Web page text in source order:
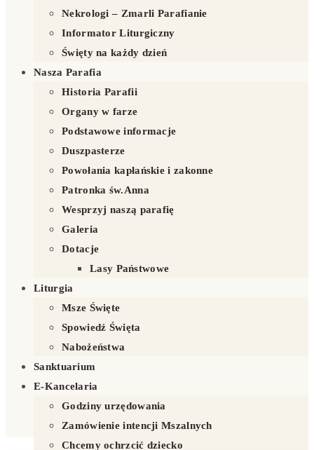
Nekrologi – Zmarli Parafianie
Informator Liturgiczny
Święty na każdy dzień
Nasza Parafia
Historia Parafii
Organy w farze
Podstawowe informacje
Duszpasterze
Powołania kapłańskie i zakonne
Patronka św.Anna
Wesprzyj naszą parafię
Galeria
Dotacje
Lasy Państwowe
Liturgia
Msze Święte
Spowiedź Święta
Nabożeństwa
Sanktuarium
E-Kancelaria
Godziny urzędowania
Zamówienie intencji Mszalnych
Chcemy ochrzcić dziecko